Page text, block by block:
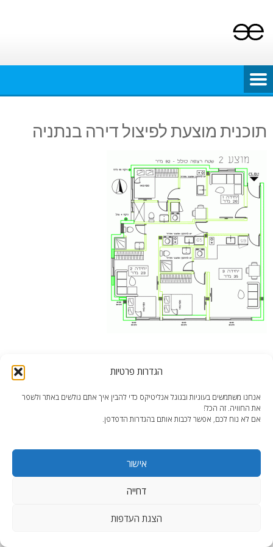
הגדרות פרטיות
אנחנו משתמשים בעוגיות ובגוגל אנליטיקס כדי להבין איך אתם גולשים באתר ולשפר
את החוויה. זה הכל!
אם לא נוח לכם, אפשר לכבות אותם בהגדרות הדפדפן.
אישור
דחייה
הצגת העדפות
content
תוכנית מוצעת לפיצול דירה בנתניה
WordPress Theme: AccessPress Lite